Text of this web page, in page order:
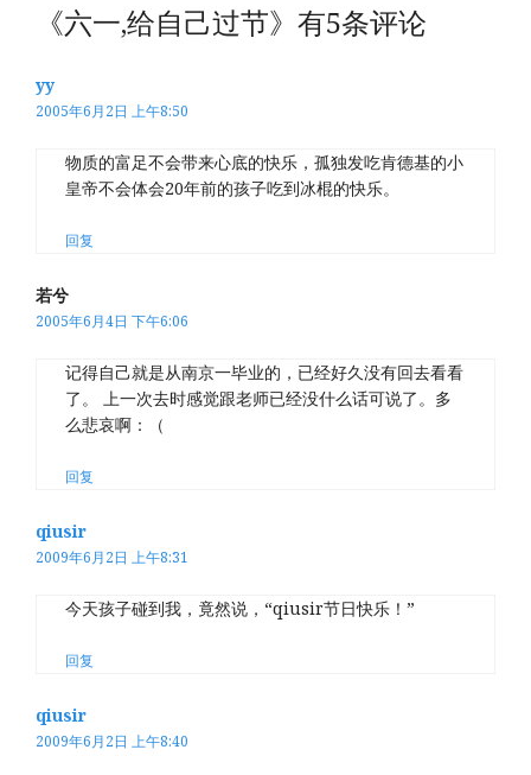
《六一,给自己过节》有5条评论
yy
2005年6月2日 上午8:50
物质的富足不会带来心底的快乐，孤独发吃肯德基的小
皇帝不会体会20年前的孩子吃到冰棍的快乐。
回复
若兮
2005年6月4日 下午6:06
记得自己就是从南京一毕业的，已经好久没有回去看看
了。 上一次去时感觉跟老师已经没什么话可说了。多
么悲哀啊：（
回复
qiusir
2009年6月2日 上午8:31
今天孩子碰到我，竟然说，“qiusir节日快乐！”
回复
qiusir
2009年6月2日 上午8:40